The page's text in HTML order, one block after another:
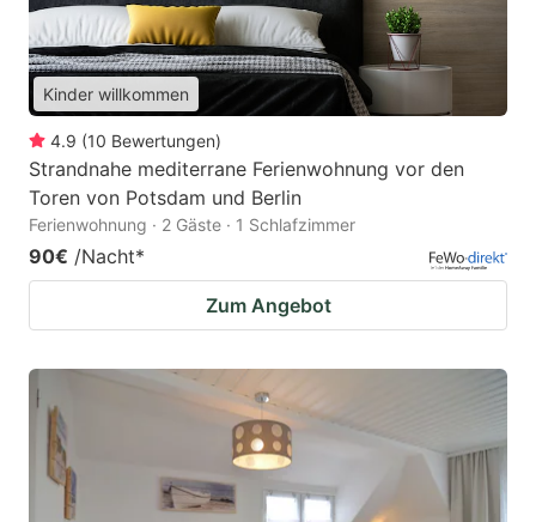
Kinder willkommen
4.9 (10 Bewertungen)
Strandnahe mediterrane Ferienwohnung vor den
Toren von Potsdam und Berlin
Ferienwohnung · 2 Gäste · 1 Schlafzimmer
90€ /Nacht*
Zum Angebot